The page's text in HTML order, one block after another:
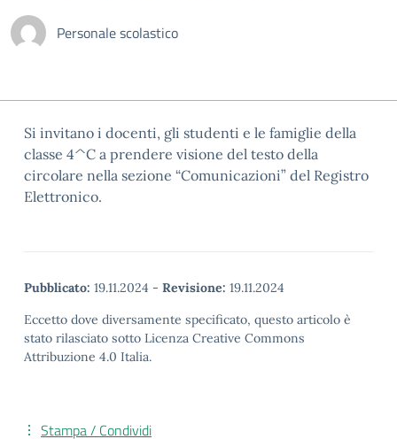
Personale scolastico
Si invitano i docenti, gli studenti e le famiglie della
classe 4^C a prendere visione del testo della
circolare nella sezione “Comunicazioni” del Registro
Elettronico.
Pubblicato: 19.11.2024 - Revisione: 19.11.2024
Eccetto dove diversamente specificato, questo articolo è
stato rilasciato sotto Licenza Creative Commons
Attribuzione 4.0 Italia.
Stampa / Condividi